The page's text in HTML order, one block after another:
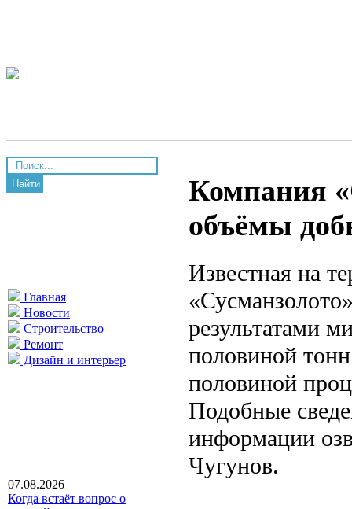
Найти
Главная
Новости
Строительство
Ремонт
Дизайн и интерьер
07.08.2026
Когда встаёт вопрос о
Компания
объёмы
Известная на
результатами
половиной
половиной
Подобные
информации
Чугунов.